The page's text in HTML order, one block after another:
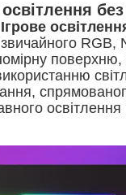
Ігрове
звичайного
поверхню,
освітлення